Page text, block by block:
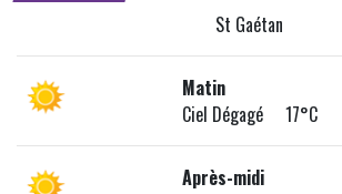
St Gaétan
Matin
Ciel Dégagé 17°C
Après-midi